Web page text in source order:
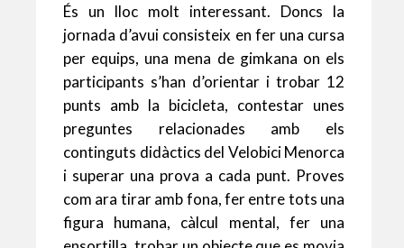
És un lloc molt interessant. Doncs la
jornada d’avui consisteix en fer una cursa
per equips, una mena de gimkana on els
participants s’han d’orientar i trobar 12
punts amb la bicicleta, contestar unes
preguntes relacionades amb els
continguts didàctics del Velobici Menorca
i superar una prova a cada punt. Proves
com ara tirar amb fona, fer entre tots una
figura humana, càlcul mental, fer una